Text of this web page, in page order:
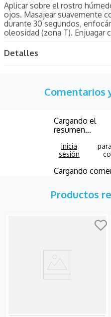
Aplicar sobre el rostro
ojos. Masajear suavemente
durante 30 segundos,
oleosidad (zona T). Enjuagar
Detalles
Comentarios
Cargando el
resumen…
Cargando
Productos